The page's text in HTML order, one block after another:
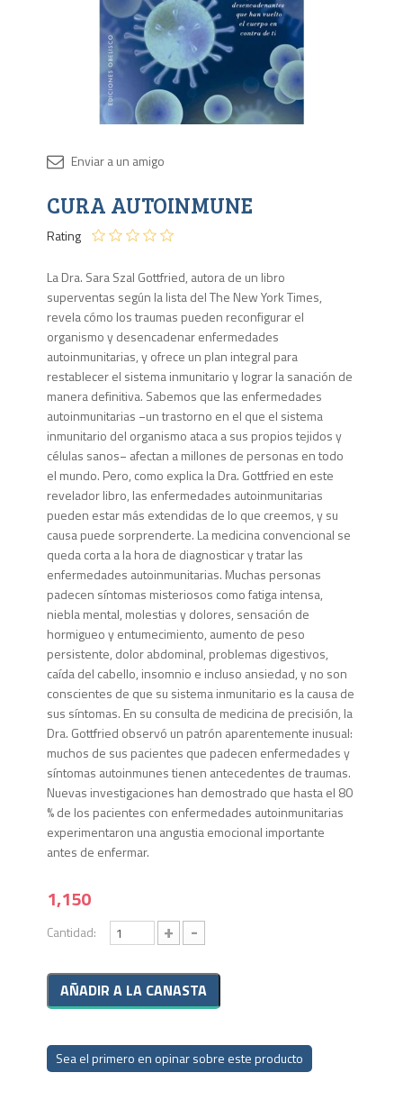
CURA AUTOINMUNE
Rating
La Dra. Sara Szal Gottfried, autora de un libro
superventas según la lista del The New York Times,
revela cómo los traumas pueden reconfigurar el
organismo y desencadenar enfermedades
autoinmunitarias, y ofrece un plan integral para
restablecer el sistema inmunitario y lograr la sanación de
manera definitiva. Sabemos que las enfermedades
autoinmunitarias −un trastorno en el que el sistema
inmunitario del organismo ataca a sus propios tejidos y
células sanos− afectan a millones de personas en todo
el mundo. Pero, como explica la Dra. Gottfried en este
revelador libro, las enfermedades autoinmunitarias
pueden estar más extendidas de lo que creemos, y su
causa puede sorprenderte. La medicina convencional se
queda corta a la hora de diagnosticar y tratar las
enfermedades autoinmunitarias. Muchas personas
padecen síntomas misteriosos como fatiga intensa,
niebla mental, molestias y dolores, sensación de
hormigueo y entumecimiento, aumento de peso
persistente, dolor abdominal, problemas digestivos,
caída del cabello, insomnio e incluso ansiedad, y no son
conscientes de que su sistema inmunitario es la causa de
sus síntomas. En su consulta de medicina de precisión, la
Dra. Gottfried observó un patrón aparentemente inusual:
muchos de sus pacientes que padecen enfermedades y
síntomas autoinmunes tienen antecedentes de traumas.
Nuevas investigaciones han demostrado que hasta el 80
% de los pacientes con enfermedades autoinmunitarias
experimentaron una angustia emocional importante
antes de enfermar.
1,150
Cantidad: + -
Sea el primero en opinar sobre este producto